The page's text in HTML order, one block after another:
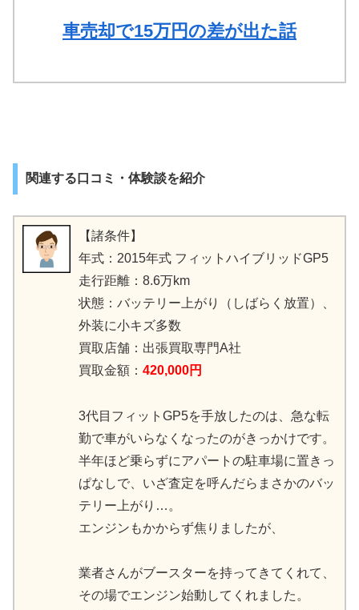
車売却で15万円の差が出た話
関連する口コミ・体験談を紹介
【諸条件】
年式：2015年式 フィットハイブリッドGP5
走行距離：8.6万km
状態：バッテリー上がり（しばらく放置）、
外装に小キズ多数
買取店舗：出張買取専門A社
買取金額： 420,000円
3代目フィットGP5を手放したのは、急な転
勤で車がいらなくなったのがきっかけです。
半年ほど乗らずにアパートの駐車場に置きっ
ぱなしで、いざ査定を呼んだらまさかのバッ
テリー上がり…。
エンジンもかからず焦りましたが、
業者さんがブースターを持ってきてくれて、
その場でエンジン始動してくれました。